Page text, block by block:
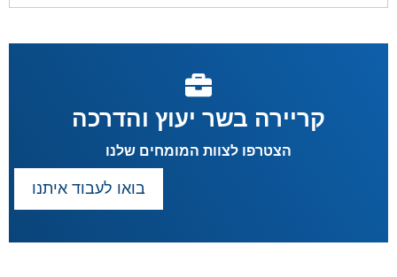
קריירה בשר יעוץ והדרכה
הצטרפו לצוות המומחים שלנו
בואו לעבוד איתנו